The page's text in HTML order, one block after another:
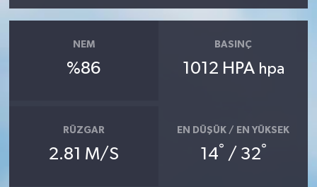
NEM
%86
BASINÇ
1012 HPA hpa
RÜZGAR
2.81 M/S
EN DÜŞÜK / EN YÜKSEK
14° / 32°